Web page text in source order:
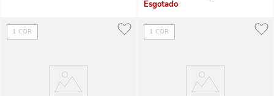
Indisponível
1 COR 1 COR